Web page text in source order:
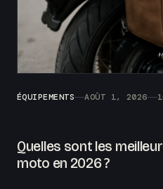
ÉQUIPEMENTS AOÛT 1, 2026
Quelles sont les
moto en 2026 ?